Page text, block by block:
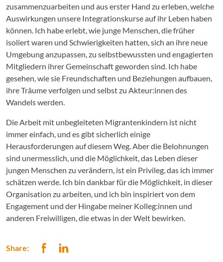
zusammenzuarbeiten und aus erster Hand zu erleben, welche
Auswirkungen unsere Integrationskurse auf ihr Leben haben
können. Ich habe erlebt, wie junge Menschen, die früher
isoliert waren und Schwierigkeiten hatten, sich an ihre neue
Umgebung anzupassen, zu selbstbewussten und engagierten
Mitgliedern ihrer Gemeinschaft geworden sind. Ich habe
gesehen, wie sie Freundschaften und Beziehungen aufbauen,
ihre Träume verfolgen und selbst zu Akteur:innen des
Wandels werden.
Die Arbeit mit unbegleiteten Migrantenkindern ist nicht
immer einfach, und es gibt sicherlich einige
Herausforderungen auf diesem Weg. Aber die Belohnungen
sind unermesslich, und die Möglichkeit, das Leben dieser
jungen Menschen zu verändern, ist ein Privileg, das ich immer
schätzen werde. Ich bin dankbar für die Möglichkeit, in dieser
Organisation zu arbeiten, und ich bin inspiriert von dem
Engagement und der Hingabe meiner Kolleg:innen und
anderen Freiwilligen, die etwas in der Welt bewirken.
Share: